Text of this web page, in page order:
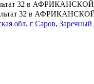
32 в
32 в
обл, г Саров, Заречный